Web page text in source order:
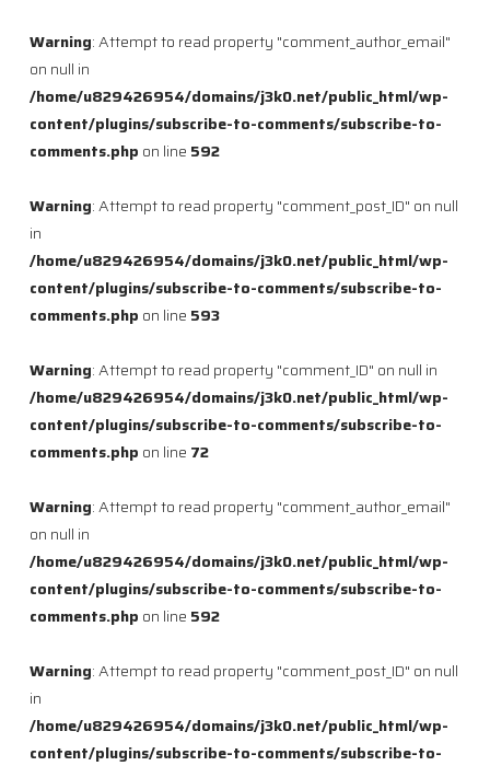
Warning: Attempt to read property "comment_author_email"
on null in
/home/u829426954/domains/j3k0.net/public_html/wp-
content/plugins/subscribe-to-comments/subscribe-to-
comments.php on line 592
Warning: Attempt to read property "comment_post_ID" on null
in
/home/u829426954/domains/j3k0.net/public_html/wp-
content/plugins/subscribe-to-comments/subscribe-to-
comments.php on line 593
Warning: Attempt to read property "comment_ID" on null in
/home/u829426954/domains/j3k0.net/public_html/wp-
content/plugins/subscribe-to-comments/subscribe-to-
comments.php on line 72
Warning: Attempt to read property "comment_author_email"
on null in
/home/u829426954/domains/j3k0.net/public_html/wp-
content/plugins/subscribe-to-comments/subscribe-to-
comments.php on line 592
Warning: Attempt to read property "comment_post_ID" on null
in
/home/u829426954/domains/j3k0.net/public_html/wp-
content/plugins/subscribe-to-comments/subscribe-to-